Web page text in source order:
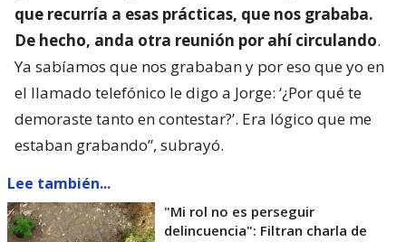
que recurría a esas prácticas, que nos grababa.
De hecho, anda otra reunión por ahí circulando.
Ya sabíamos que nos grababan y por eso que yo en
el llamado telefónico le digo a Jorge: ‘¿Por qué te
demoraste tanto en contestar?’. Era lógico que me
estaban grabando”, subrayó.
Lee también...
"Mi rol no es perseguir
delincuencia": Filtran charla de